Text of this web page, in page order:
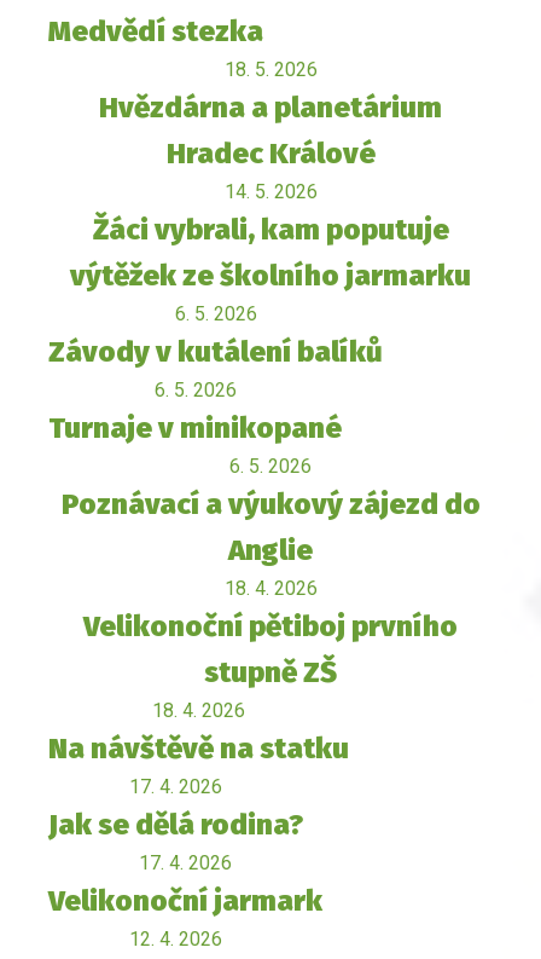
Medvědí stezka
18. 5. 2026
Hvězdárna a planetárium
Hradec Králové
14. 5. 2026
Žáci vybrali, kam poputuje
výtěžek ze školního jarmarku
6. 5. 2026
Závody v kutálení balíků
6. 5. 2026
Turnaje v minikopané
6. 5. 2026
Poznávací a výukový zájezd do
Anglie
18. 4. 2026
Velikonoční pětiboj prvního
stupně ZŠ
18. 4. 2026
Na návštěvě na statku
17. 4. 2026
Jak se dělá rodina?
17. 4. 2026
Velikonoční jarmark
12. 4. 2026